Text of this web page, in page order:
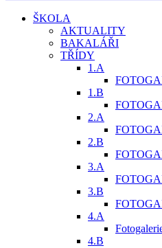
ŠKOLA
AKTUALITY
BAKALÁŘI
TŘÍDY
1.A
1.B
2.A
2.B
3.A
3.B
4.A
4.B